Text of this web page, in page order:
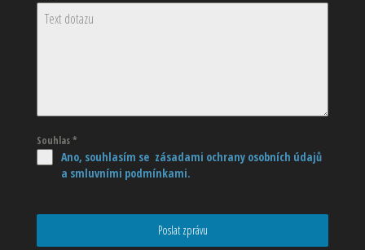
Souhlas*
Ano, souhlasím se zásadami ochrany osobních údajů
a smluvními podmínkami.
Poslat zprávu